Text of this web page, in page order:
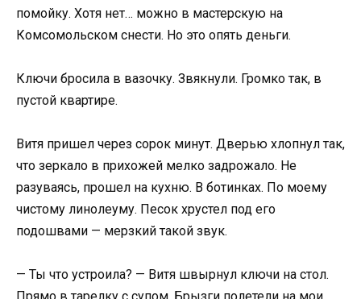
помойку. Хотя нет… можно в мастерскую на
Комсомольском снести. Но это опять деньги.
Ключи бросила в вазочку. Звякнули. Громко так, в
пустой квартире.
Витя пришел через сорок минут. Дверью хлопнул так,
что зеркало в прихожей мелко задрожало. Не
разуваясь, прошел на кухню. В ботинках. По моему
чистому линолеуму. Песок хрустел под его
подошвами — мерзкий такой звук.
— Ты что устроила? — Витя швырнул ключи на стол.